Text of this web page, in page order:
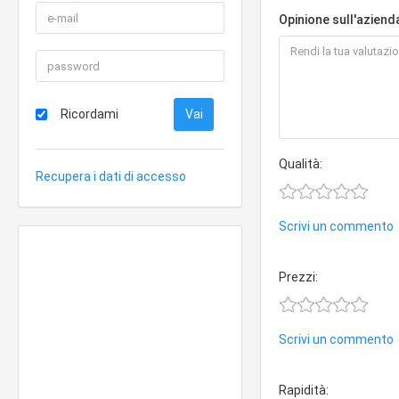
Ricordami
Recupera i dati di accesso
Opinione
Qualità:
Scrivi un commento
Prezzi:
Scrivi un commento
Rapidità: